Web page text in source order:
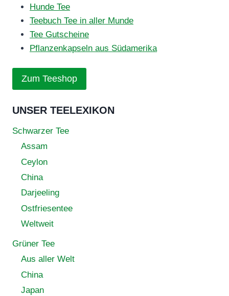
Hunde Tee
Teebuch Tee in aller Munde
Tee Gutscheine
Pflanzenkapseln aus Südamerika
Zum Teeshop
UNSER TEELEXIKON
Schwarzer Tee
Assam
Ceylon
China
Darjeeling
Ostfriesentee
Weltweit
Grüner Tee
Aus aller Welt
China
Japan